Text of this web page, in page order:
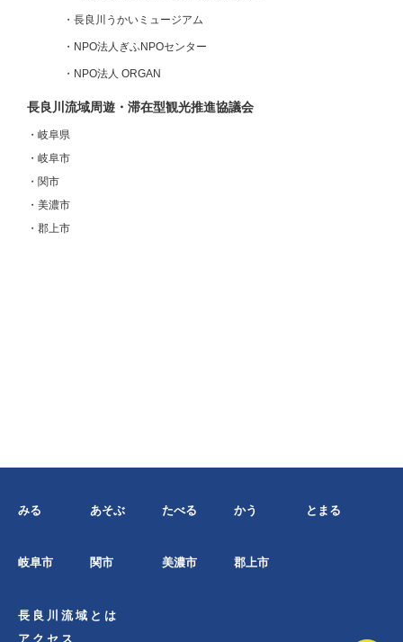
・ 長良川うかいミュージアム
・ NPO法人ぎふNPOセンター
・ NPO法人 ORGAN
長良川流域周遊・滞在型観光推進協議会
・岐阜県
・岐阜市
・関市
・美濃市
・郡上市
みる あそぶ たべる かう とまる
岐阜市 関市 美濃市 郡上市
長良川流域とは
アクセス